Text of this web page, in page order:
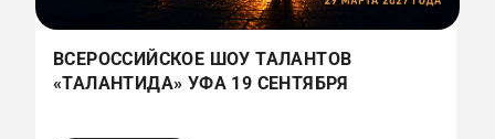
ВСЕРОССИЙСКОЕ ШОУ ТАЛАНТОВ
«ТАЛАНТИДА» УФА 19 СЕНТЯБРЯ